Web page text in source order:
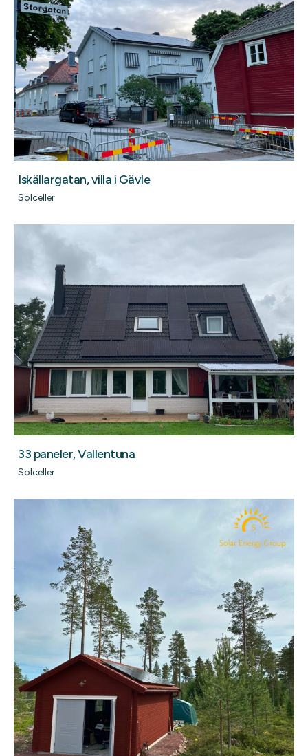
Iskällargatan, villa i Gävle
Solceller
33 paneler, Vallentuna
Solceller